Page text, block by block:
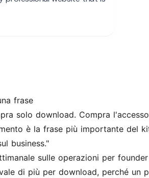
frase
solo download. Compra
è la frase più importante del
business."
sulle operazioni per
di più per download, perché